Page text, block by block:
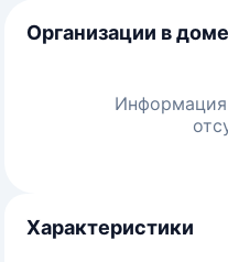
Организации в доме
Информация
Характеристики